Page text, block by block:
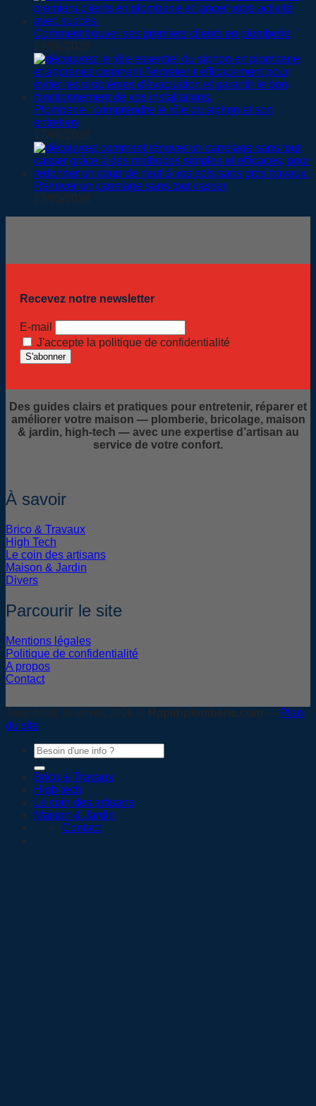
Comment trouver ses premiers clients en plomberie
18/06/2026
Plomberie : comprendre le rôle du siphon et son
entretien
17/06/2026
Rénover un carrelage sans tout casser
13/05/2026
Recevez notre newsletter
E-mail
J'accepte la politique de confidentialité
Des guides clairs et pratiques pour entretenir, réparer et
améliorer votre maison — plomberie, bricolage, maison
& jardin, high-tech — avec une expertise d’artisan au
service de votre confort.
À savoir
Brico & Travaux
High Tech
Le coin des artisans
Maison & Jardin
Divers
Parcourir le site
Mentions légales
Politique de confidentialité
A propos
Contact
Tous droits réservés 2026 © Rapid-plomberie.com — Plan
du site
Brico & Travaux
High tech
Le coin des artisans
Maison & Jardin
Contact